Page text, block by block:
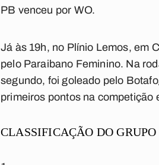
PB venceu por WO.
Já às 19h, no Plínio Lemos, em
pelo Paraibano Feminino. Na
segundo, foi goleado pelo
primeiros pontos na competição
CLASSIFICAÇÃO DO GRUPO